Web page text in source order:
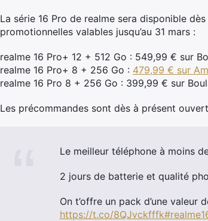
La série 16 Pro de realme sera disponible
promotionnelles valables jusqu’au 31 mars :
realme 16 Pro+ 12 + 512 Go : 549,99 € sur
realme 16 Pro+ 8 + 256 Go : 479,99 € sur
realme 16 Pro 8 + 256 Go : 399,99 € sur
Les précommandes sont dès à présent
Le meilleur téléphone à moins
2 jours de batterie et qualité
On t’offre un pack d’une
https://t.co/8QJvckfffk